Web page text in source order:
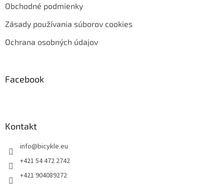
Obchodné podmienky
Zásady používania súborov cookies
Ochrana osobných údajov
Facebook
Kontakt
info@bicykle.eu
+421 54 472 2742
+421 904089272